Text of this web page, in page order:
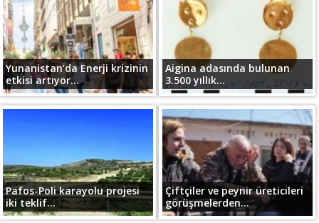
Yunanistan’da Enerji krizinin
etkisi artıyor...
Aigina adasında bulunan
3.500 yıllık...
Pafos-Poli karayolu projesi
iki teklif...
Çiftçiler ve peynir üreticileri
görüşmelerden...